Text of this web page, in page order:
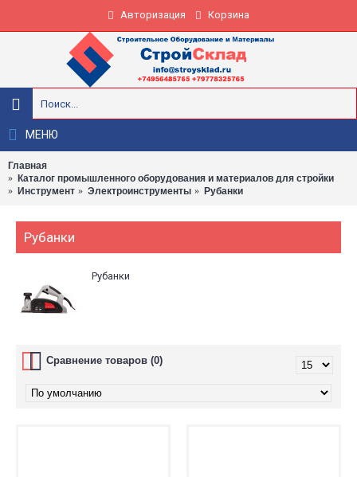
Авторизация Корзина
МЕНЮ
Главная
Каталог промышленного оборудования и материалов для стройки
Инструмент
Электроинструменты Рубанки
Рубанки
Рубанки
Сравнение товаров (0)